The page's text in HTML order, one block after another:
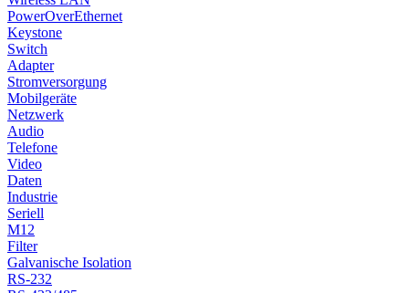
PowerOverEthernet
Keystone
Switch
Adapter
Stromversorgung
Mobilgeräte
Netzwerk
Audio
Telefone
Video
Daten
Industrie
Seriell
M12
Filter
Galvanische Isolation
RS-232